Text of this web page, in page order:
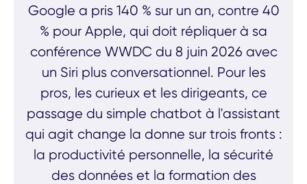
Google a pris 140 % sur un an, contre 40
% pour Apple, qui doit répliquer à sa
conférence WWDC du 8 juin 2026 avec
un Siri plus conversationnel. Pour les
pros, les curieux et les dirigeants, ce
passage du simple chatbot à l'assistant
qui agit change la donne sur trois fronts :
la productivité personnelle, la sécurité
des données et la formation des